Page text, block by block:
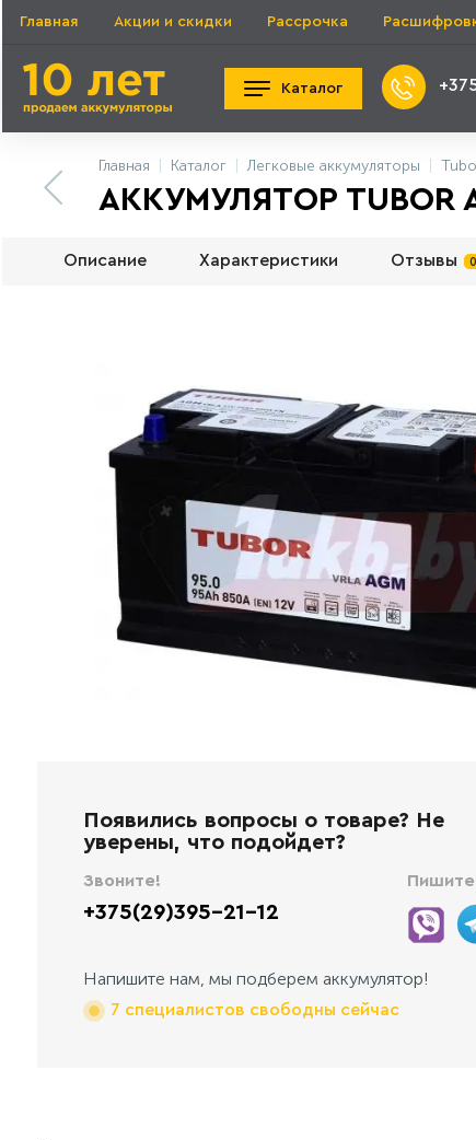
Главная Акции и скидки Рассрочка
Каталог
Главная Каталог Легковые аккумуляторы
АККУМУЛЯТОР TUBOR
Описание Характеристики Отзывы 0
Появились вопросы о товаре? Не
уверены, что подойдет?
Звоните!
+375(29)395-21-12
Напишите нам, мы подберем аккумулятор!
7 специалистов свободны сейчас